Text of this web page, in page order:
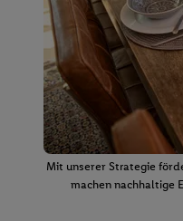
Mit unserer Strategie
machen nachhaltige